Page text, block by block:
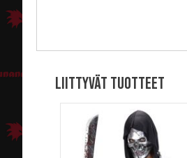
Liittyvät tuotteet